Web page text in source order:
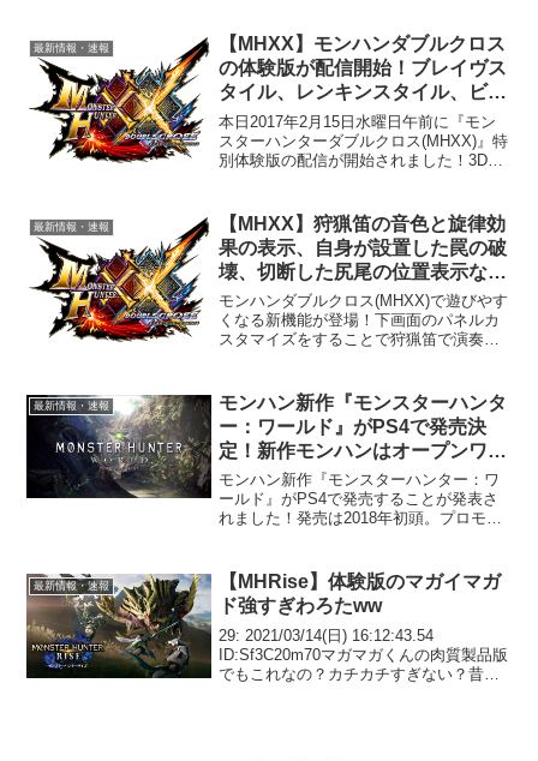
最新情報・速報
【MHXX】モンハンダブルクロス
の体験版が配信開始！ブレイヴス
タイル、レンキンスタイル、ビー
スト傾向など新要素も体験できる
ぞ！！
本日2017年2月15日水曜日午前に『モン
スターハンターダブルクロス(MHXX)』特
別体験版の配信が開始されました！3DS
きる内容MHXX特別体験版で、プレイで
きるク...
最新情報・速報
【MHXX】狩猟笛の音色と旋律効
果の表示、自身が設置した罠の破
壊、切断した尻尾の位置表示など
便利な新機能登場！
モンハンダブルクロス(MHXX)で遊びやす
くなる新機能が登場！下画面のパネルカ
スタマイズをすることで狩猟笛で演奏で
の表示は真ん中から左下に移動していま
す。今までは覚える...
最新情報・速報
モンハン新作『モンスターハンタ
ー：ワールド』がPS4で発売決
定！新作モンハンはオープンワー
ルドか！？
モンハン新作『モンスターハンター：ワ
ールド』がPS4で発売することが発表さ
れました！発売は2018年初頭。プロモー
ID:i/1SPBpyM.net4....
最新情報・速報
【MHRise】体験版のマガイマガ
ド強すぎわろたww
29: 2021/03/14(日) 16:12:43.54
ID:Sf3C20m70マガマガくんの肉質製品版
でもこれなの？カチカチすぎない？昔の